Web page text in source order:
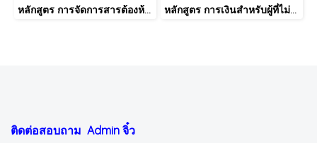
หลักสูตร การจัดการสารต้องห้ามตามระเบียบ RoHS V2.1, REACH และ QC080000 หลักสูตร การเงินสำหรับผู้ที่ไม่ได้มีวิชาชีพด้านการเงิน (Finance for Non-Finance Professionals)
ติดต่อสอบถาม Admin จิ๋ว